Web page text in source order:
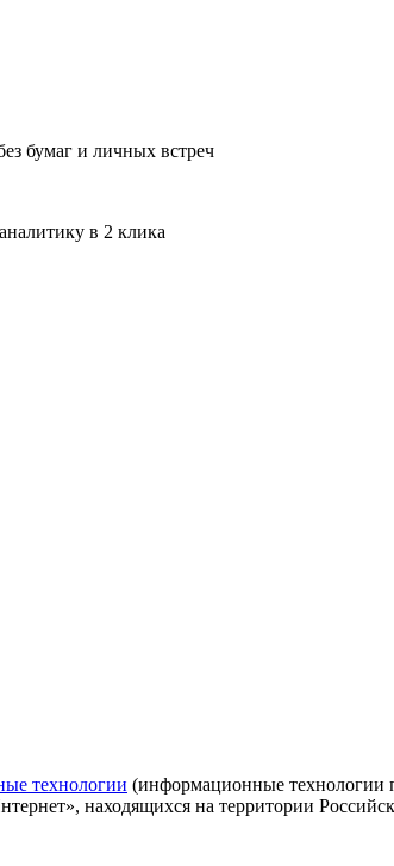
бумаг и личных встреч
в 2 клика
технологии (информационные технологии
находящихся на территории